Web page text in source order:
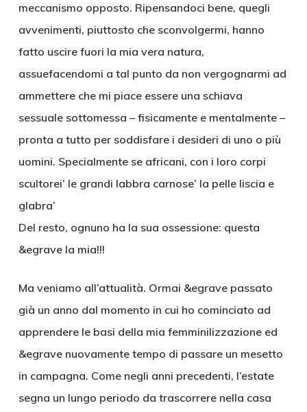
meccanismo opposto. Ripensandoci bene, quegli
avvenimenti, piuttosto che sconvolgermi, hanno
fatto uscire fuori la mia vera natura,
assuefacendomi a tal punto da non vergognarmi ad
ammettere che mi piace essere una schiava
sessuale sottomessa – fisicamente e mentalmente –
pronta a tutto per soddisfare i desideri di uno o più
uomini. Specialmente se africani, con i loro corpi
scultorei’ le grandi labbra carnose’ la pelle liscia e
glabra’
Del resto, ognuno ha la sua ossessione: questa
&egrave la mia!!!
Ma veniamo all’attualità. Ormai &egrave passato
già un anno dal momento in cui ho cominciato ad
apprendere le basi della mia femminilizzazione ed
&egrave nuovamente tempo di passare un mesetto
in campagna. Come negli anni precedenti, l’estate
segna un lungo periodo da trascorrere nella casa